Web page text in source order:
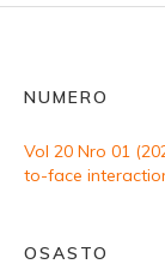
NUMERO
Vol 20 Nro 01
to-face
OSASTO